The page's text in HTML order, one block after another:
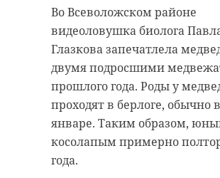
Во Всеволожском районе
видеоловушка биолога
Глазкова запечатлела
двумя подросшими
прошлого года. Роды у
проходят в берлоге, обычно в
январе. Таким образом,
косолапым примерно
года.
Тосненского района.
среди приставов по ОУПДС
признали специалиста из
Подпорожского района
Афанасьева Р.В.
Как уточнили в среду, 10
УФССП России по
сотрудники органов
принудительного исполнения
кустарники. Яркий облик
пространствам придадут
гортензия, жасмин и
одной частью
станут клумбы
цветения с разными
от тюльпанов и нарциссов до
и пионов.